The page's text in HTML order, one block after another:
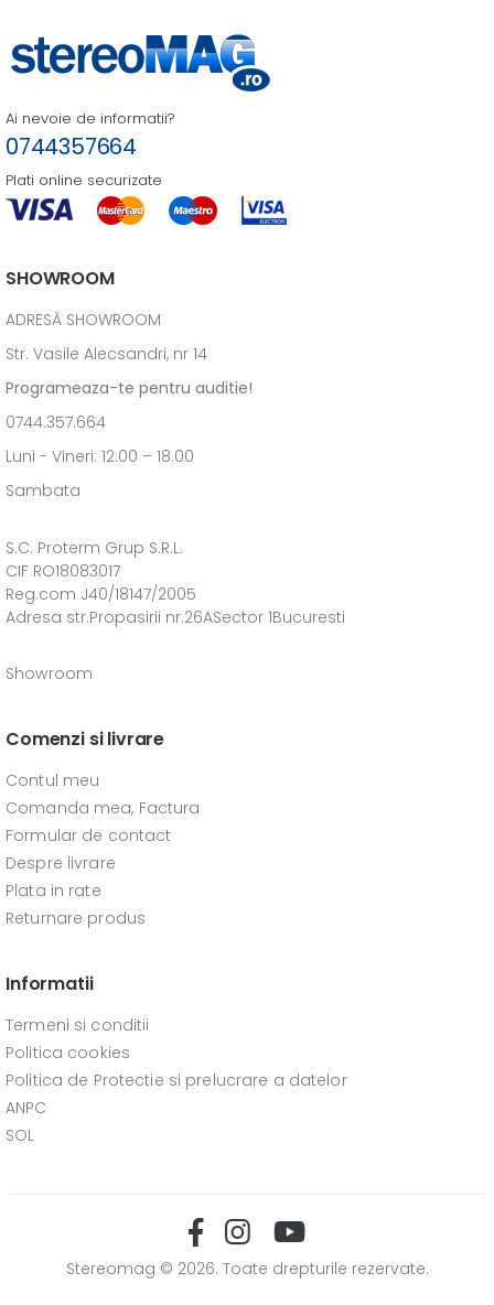
Ai nevoie de informatii?
0744357664
Plati online securizate
SHOWROOM
ADRESĂ SHOWROOM
Str. Vasile Alecsandri, nr 14
Programeaza-te pentru auditie!
0744.357.664
Luni - Vineri: 12:00 – 18.00
Sambata
S.C. Proterm Grup S.R.L.
CIF RO18083017
Reg.com J40/18147/2005
Adresa str.Propasirii nr.26ASector 1Bucuresti
Showroom
Comenzi si livrare
Contul meu
Comanda mea, Factura
Formular de contact
Despre livrare
Plata in rate
Returnare produs
Informatii
Termeni si conditii
Politica cookies
Politica de Protectie si prelucrare a datelor
ANPC
SOL
Stereomag © 2026. Toate drepturile rezervate.